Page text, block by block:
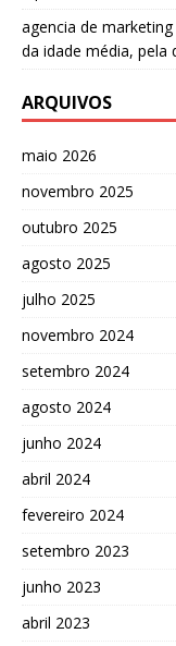
agencia de
da idade média, pela
ARQUIVOS
maio 2026
novembro 2025
outubro 2025
agosto 2025
julho 2025
novembro 2024
setembro 2024
agosto 2024
junho 2024
abril 2024
fevereiro 2024
setembro 2023
junho 2023
abril 2023